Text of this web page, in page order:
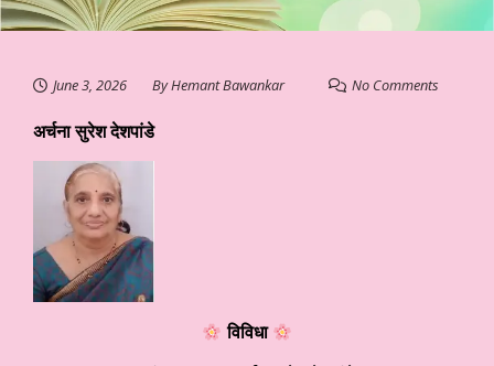
June 3, 2026 ByHemant Bawankar No Comments
अर्चना सुरेश देशपांडे
विविधा